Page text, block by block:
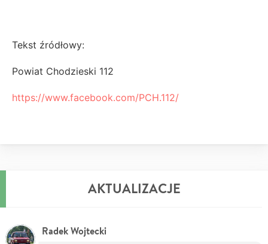
Tekst źródłowy:
Powiat Chodzieski 112
https://www.facebook.com/PCH.112/
AKTUALIZACJE
Radek Wojtecki